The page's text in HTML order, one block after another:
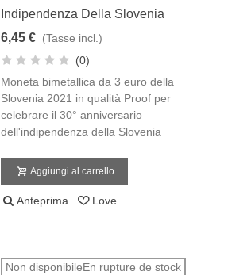
Indipendenza Della Slovenia
6,45 € (Tasse incl.)
(0)
Moneta bimetallica da 3 euro della
Slovenia 2021 in qualità Proof per
celebrare il 30° anniversario
dell'indipendenza della Slovenia
Aggiungi al carrello
Anteprima Love
Non disponibileEn rupture de stock